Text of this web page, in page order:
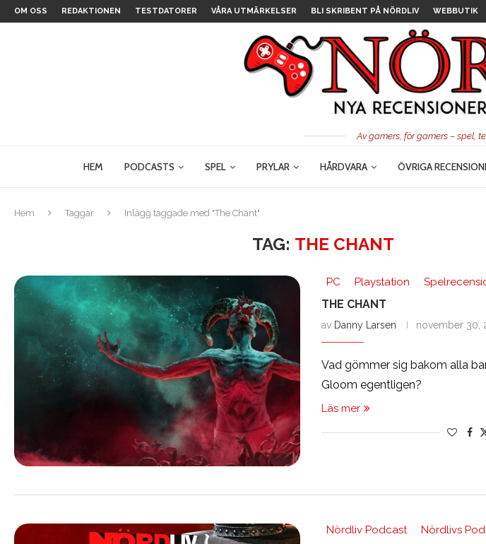
OM OSS REDAKTIONEN TESTDATORER VÅRA UTMÄRKELSER BLI SKRIBENT PÅ NÖRDLIV WEBBUTIK
Av gamers, för gamers – spel,
HEM PODCASTS SPEL PRYLAR HÅRDVARA ÖVRIGA
Hem Taggar Inlägg taggade med "The Chant"
TAG: THE CHANT
PC Playstation
THE CHANT
av Danny Larsen november 30,
Vad gömmer sig bakom alla
Gloom egentligen?
Läs mer
Nördliv Podcast Nördlivs